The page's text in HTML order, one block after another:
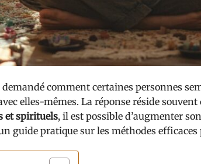
comment certaines personnes
elles-mêmes. La réponse réside souvent
et spirituels, il est possible d’augmenter
guide pratique sur les méthodes